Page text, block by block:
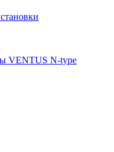
VENTUS N-type